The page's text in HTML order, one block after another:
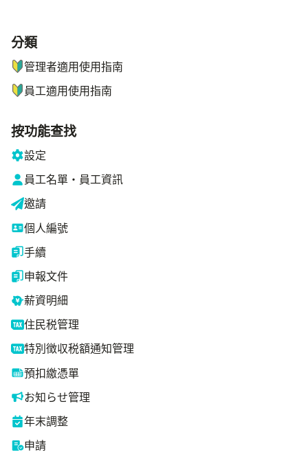
ナビゲーションメニュー
分類
管理者適用使用指南
員工適用使用指南
按功能查找
設定
員工名單・員工資訊
邀請
個人編號
手續
申報文件
薪資明細
住民税管理
特別徴収税額通知管理
預扣繳憑單
お知らせ管理
年末調整
申請